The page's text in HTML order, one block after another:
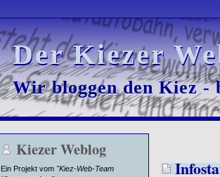
Der Kiezer
Der Kiezer
Wir bloggen den Kiez -
Wir bloggen den Kiez -
Kiezer Weblog
Ein Projekt vom "Kiez-Web-Team